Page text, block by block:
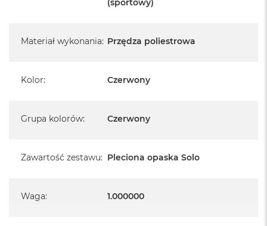
(sportowy)
Materiał wykonania: Przędza poliestrowa
Kolor: Czerwony
Grupa kolorów: Czerwony
Zawartość zestawu: Pleciona opaska Solo
Waga: 1.000000